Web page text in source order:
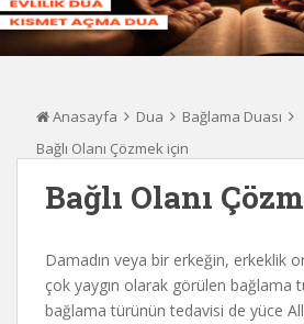
Anasayfa Dua
Bağlama Duası
Bağlı Olanı Çözmek için
Bağlı Olanı
Damadın veya bir erkeğin, erkeklik
çok yaygın olarak görülen bağlama
bağlama türünün tedavisi de yüce